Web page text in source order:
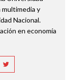
multimedia y
Nacional.
en economía